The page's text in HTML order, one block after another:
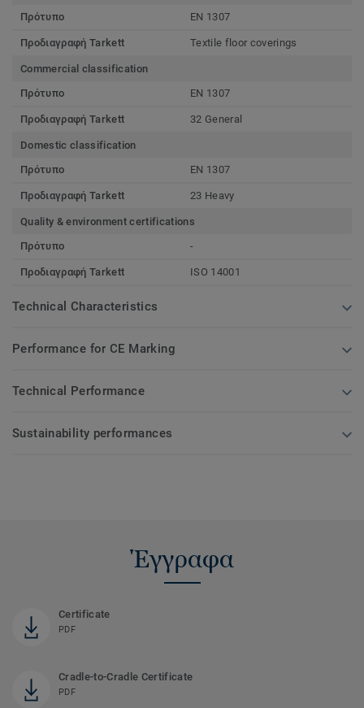
Πρότυπο
EN 1307
Προδιαγραφή Tarkett Textile floor coverings
Commercial classification
Πρότυπο
EN 1307
Προδιαγραφή Tarkett 32 General
Domestic classification
Πρότυπο
EN 1307
Προδιαγραφή Tarkett 23 Heavy
Quality & environment certifications
Πρότυπο
-
Προδιαγραφή Tarkett ISO 14001
Technical Characteristics
Performance for CE Marking
Technical Performance
Sustainability performances
Έγγραφα
Certificate
PDF
Cradle-to-Cradle Certificate
PDF